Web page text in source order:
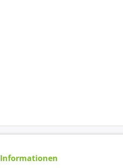
Informationen